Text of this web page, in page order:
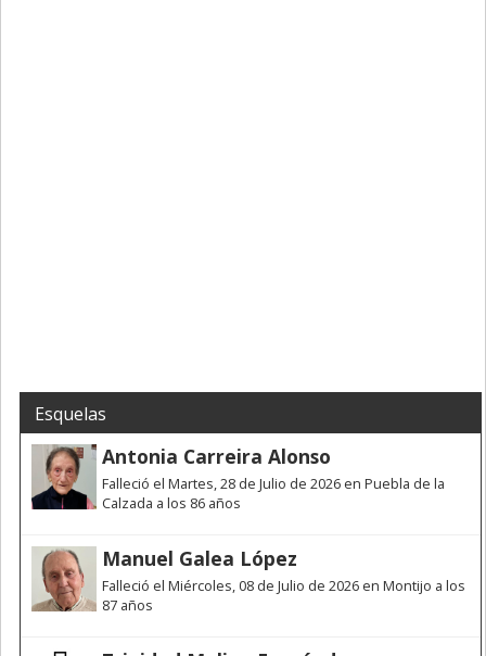
Esquelas
Antonia Carreira Alonso
Falleció el Martes, 28 de Julio de 2026 en Puebla de la
Calzada a los 86 años
Manuel Galea López
Falleció el Miércoles, 08 de Julio de 2026 en Montijo a los
87 años